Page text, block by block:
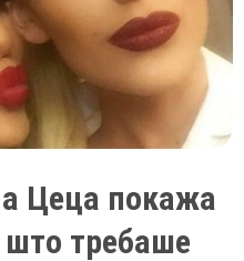
Цеца покажа
требаше